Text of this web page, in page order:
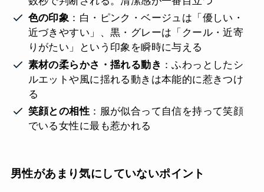
色の印象 ：白・ピンク・ベージュは「優しい・
近づきやすい」、黒・グレーは「クール・近寄
りがたい」という印象を瞬時に与える
素材の柔らかさ・揺れる動き ：ふわっとしたシ
ルエットや風に揺れる動きは本能的に惹きつけ
る
笑顔との相性 ：服が似合って自信を持って笑顔
でいる女性に最も惹かれる
男性があまり気にしていないポイント